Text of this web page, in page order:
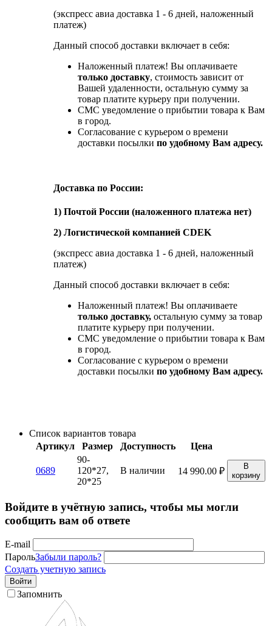
(экспресс авиа доставка 1 - 6 дней, наложенный
платеж)
Данный способ доставки включает в себя:
Наложенный платеж! Вы оплачиваете
только доставку, стоимость зависит от
Вашей удаленности, остальную сумму за
товар платите курьеру при получении.
СМС уведомление о прибытии товара к Вам
в город.
Согласование с курьером о времени
доставки посылки по удобному Вам адресу.
Доставка по России:
1) Почтой России (наложенного платежа нет)
2) Логистической компанией CDEK
(экспресс авиа доставка 1 - 6 дней, наложенный
платеж)
Данный способ доставки включает в себя:
Наложенный платеж! Вы оплачиваете
только доставку, остальную сумму за товар
платите курьеру при получении.
СМС уведомление о прибытии товара к Вам
в город.
Согласование с курьером о времени
доставки посылки по удобному Вам адресу.
Список вариантов товара
Артикул
Размер Доступность Цена
0689
90-
120*27,
20*25
В наличии 14 990.00 ₽
В
корзину
Войдите в учётную запись, чтобы мы могли
сообщить вам об ответе
E-mail
ПарольЗабыли пароль?
Создать учетную запись
Войти
Запомнить